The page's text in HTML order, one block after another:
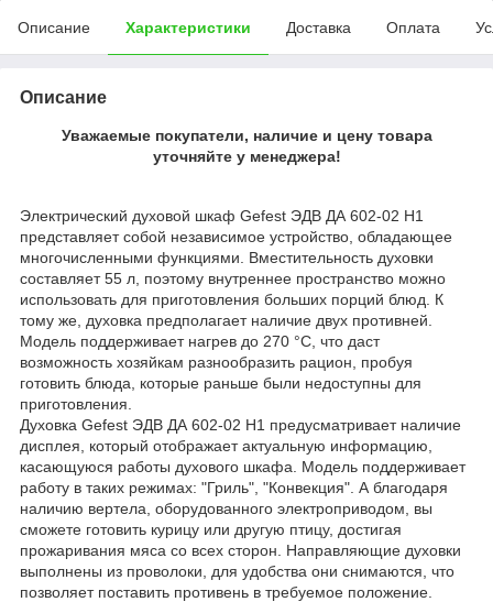
Описание Характеристики Доставка Оплата
Описание
Уважаемые покупатели, наличие и цену товара
уточняйте у менеджера!
Электрический духовой шкаф Gefest ЭДВ ДА 602-02 Н1
представляет собой независимое устройство, обладающее
многочисленными функциями. Вместительность духовки
составляет 55 л, поэтому внутреннее пространство можно
использовать для приготовления больших порций блюд. К
тому же, духовка предполагает наличие двух противней.
Модель поддерживает нагрев до 270 °C, что даст
возможность хозяйкам разнообразить рацион, пробуя
готовить блюда, которые раньше были недоступны для
приготовления.
Духовка Gefest ЭДВ ДА 602-02 Н1 предусматривает наличие
дисплея, который отображает актуальную информацию,
касающуюся работы духового шкафа. Модель поддерживает
работу в таких режимах: "Гриль", "Конвекция". А благодаря
наличию вертела, оборудованного электроприводом, вы
сможете готовить курицу или другую птицу, достигая
прожаривания мяса со всех сторон. Направляющие духовки
выполнены из проволоки, для удобства они снимаются, что
позволяет поставить противень в требуемое положение.